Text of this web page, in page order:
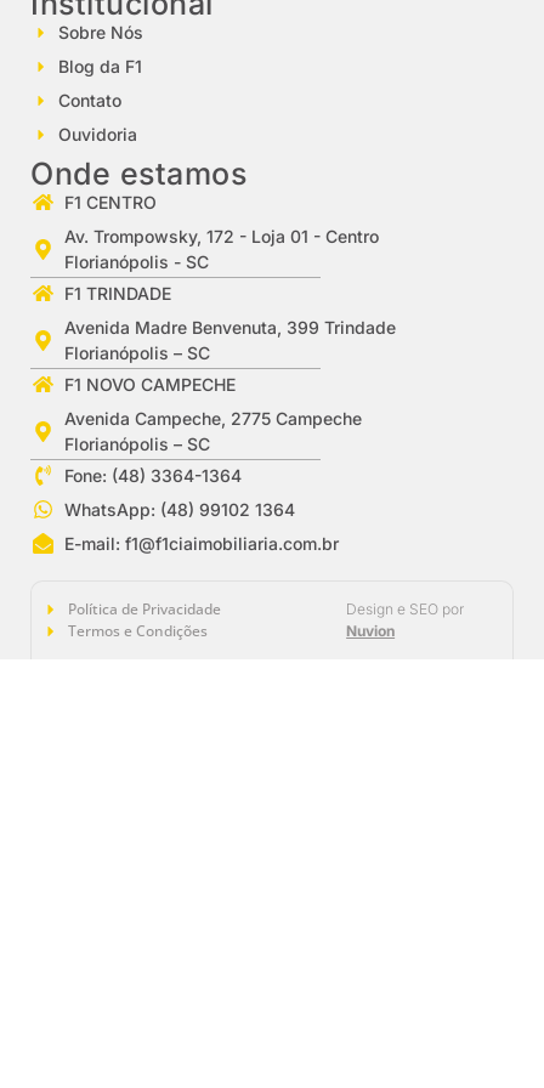
Sobre Nós
Blog da F1
Contato
Ouvidoria
Onde estamos
F1 CENTRO
Av. Trompowsky, 172 - Loja 01 - Centro
Florianópolis - SC
F1 TRINDADE
Avenida Madre Benvenuta, 399 Trindade
Florianópolis – SC
F1 NOVO CAMPECHE
Avenida Campeche, 2775 Campeche
Florianópolis – SC
Fone: (48) 3364-1364
WhatsApp: (48) 99102 1364
E-mail:f1@f1ciaimobiliaria.com.br
Política de Privacidade
Termos e Condições
Design e SEO por
Nuvion